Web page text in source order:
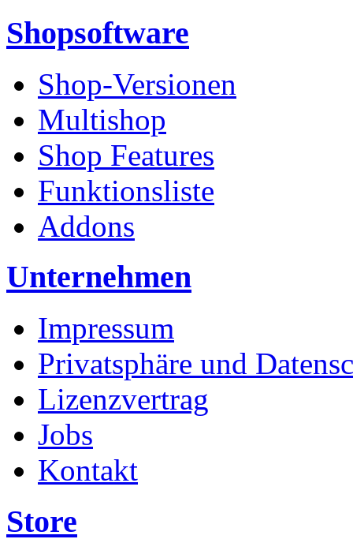
Shopsoftware
Shop-Versionen
Multishop
Shop Features
Funktionsliste
Addons
Unternehmen
Impressum
Privatsphäre und
Lizenzvertrag
Jobs
Kontakt
Store